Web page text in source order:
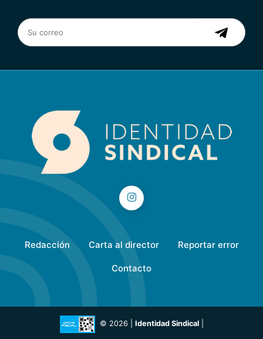
Redacción Carta al director Reportar error
Contacto
© 2026 | Identidad Sindical